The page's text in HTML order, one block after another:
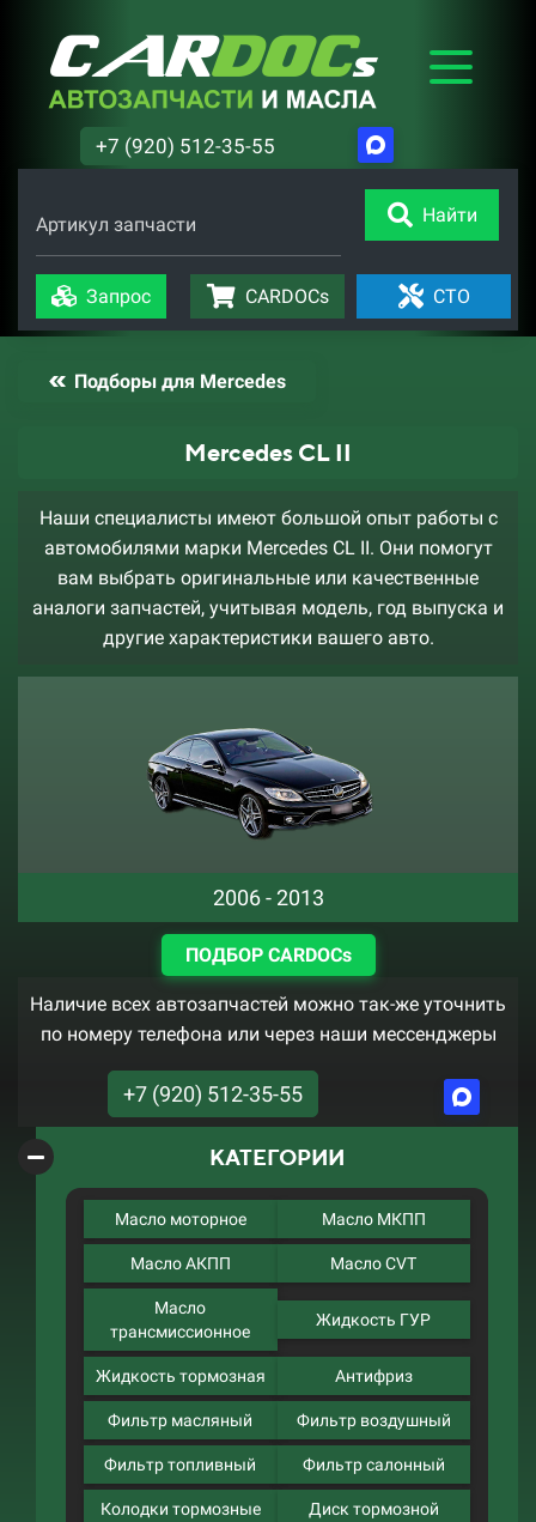
+7 (920) 512-35-55
Артикул запчасти Найти
Запрос CARDOCs СТО
Подборы для Mercedes
Mercedes CL II
Наши специалисты имеют большой опыт работы с
автомобилями марки Mercedes CL II. Они помогут
вам выбрать оригинальные или качественные
аналоги запчастей, учитывая модель, год выпуска и
другие характеристики вашего авто.
2006 - 2013
ПОДБОР CARDOCs
Наличие всех автозапчастей можно так-же уточнить
по номеру телефона или через наши мессенджеры
+7 (920) 512-35-55
КАТЕГОРИИ
Масло моторное Масло МКПП
Масло АКПП Масло CVT
Масло
трансмиссионное
Жидкость ГУР
Жидкость тормозная Антифриз
Фильтр масляный Фильтр воздушный
Фильтр топливный Фильтр салонный
Колодки тормозные Диск тормозной